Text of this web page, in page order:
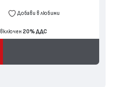
Добави в любими
включен 20% ДДС